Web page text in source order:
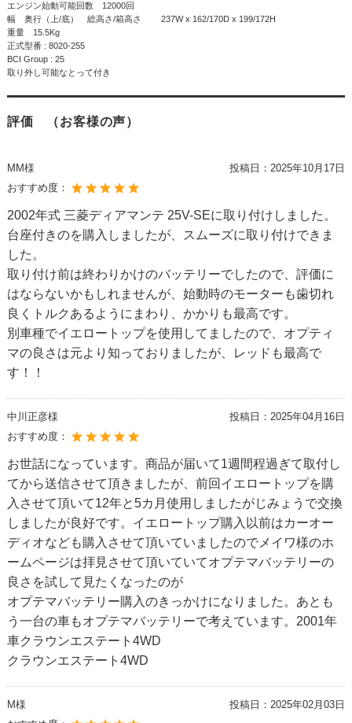
エンジン始動可能回数 12000回
幅 奥行（上/底） 総高さ/箱高さ 237W x 162/170D x 199/172H
重量 15.5Kg
正式型番 : 8020-255
BCI Group : 25
取り外し可能なとって付き
評価 （お客様の声）
MM様 投稿日： 2025年10月17日
おすすめ度：
2002年式 三菱ディアマンテ 25V-SEに取り付けしました。
台座付きのを購入しましたが、スムーズに取り付けできま
した。
取り付け前は終わりかけのバッテリーでしたので、評価に
はならないかもしれませんが、始動時のモーターも歯切れ
良くトルクあるようにまわり、かかりも最高です。
別車種でイエロートップを使用してましたので、オプティ
マの良さは元より知っておりましたが、レッドも最高で
す！！
中川正彦様 投稿日： 2025年04月16日
おすすめ度：
お世話になっています。商品が届いて1週間程過ぎて取付し
てから送信させて頂きましたが、前回イエロートップを購
入させて頂いて12年と5カ月使用しましたがじみょうで交換
しましたが良好です。イエロートップ購入以前はカーオー
ディオなども購入させて頂いていましたのでメイワ様のホ
ームページは拝見させて頂いていてオプテマバッテリーの
良さを試して見たくなったのが
オプテマバッテリー購入のきっかけになりました。あとも
う一台の車もオプテマバッテリーで考えています。2001年
車クラウンエステート4WD
クラウンエステート4WD
M様 投稿日： 2025年02月03日